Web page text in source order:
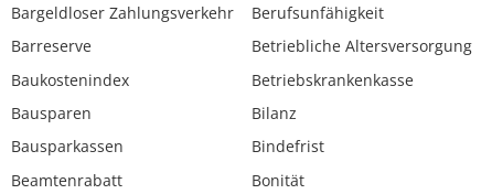
Bargeldloser Zahlungsverkehr
Barreserve
Baukostenindex
Bausparen
Bausparkassen
Beamtenrabatt
Berufsunfähigkeit
Betriebliche Altersversorgung
Betriebskrankenkasse
Bilanz
Bindefrist
Bonität